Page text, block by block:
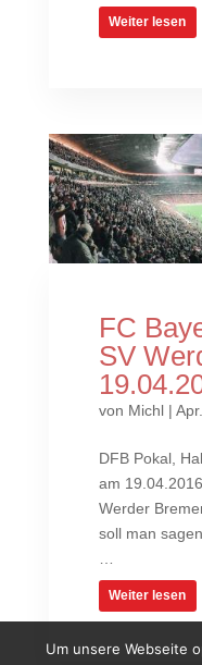
Weiter lesen
FC
SV
von Michl|
DFB Pokal,
am
Werder
soll man
…
Weiter lesen
Um unsere Webseite